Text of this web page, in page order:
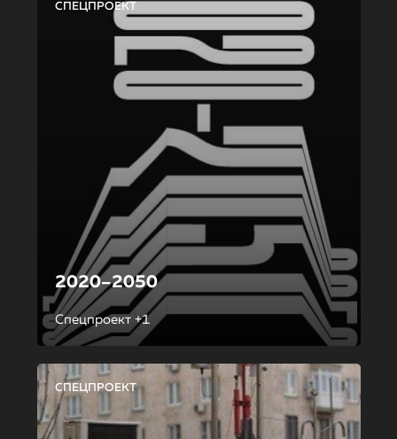
СПЕЦПРОЕКТ
2020–2050
Спецпроект +1
СПЕЦПРОЕКТ